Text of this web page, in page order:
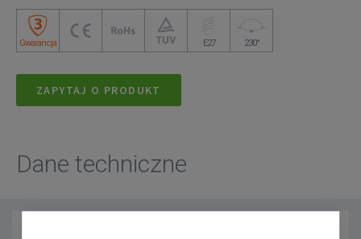
Gwarancja E27 230°
ZAPYTAJ O PRODUKT
Dane techniczne